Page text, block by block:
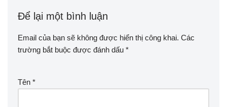
Để lại một bình luận
Email của bạn sẽ không được hiển thị công khai. Các
trường bắt buộc được đánh dấu *
Tên *